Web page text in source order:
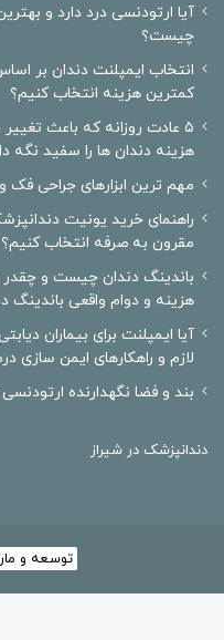
آیا ارتودنسی درد دارد و
چیست؟
انتخاب ایمپلنت دندان بر
کمترین هزینه انتخاب کنیم؟
۵ عادت روزانه که باعث
هزینه دندان ها را سفید نگه
مهم ترین ابزارهای جراحی
راهنمای خرید یونیت
مقرون به صرفه انتخاب کنیم؟
باندینگ دندان چیست و چقدر
هزینه و دوام واقعی باندینگ
آیا ایمپلنت برای بیماران
لازم و راهکارهای ایمن سازی
بند و فضا نگهدارنده
دندانپزشک در شیراز
توسعه و